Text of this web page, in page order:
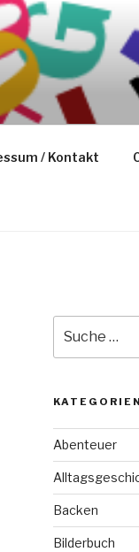
/ Kontakt
nach:
KATEGORIEN
Abenteuer
Backen
Bilderbuch